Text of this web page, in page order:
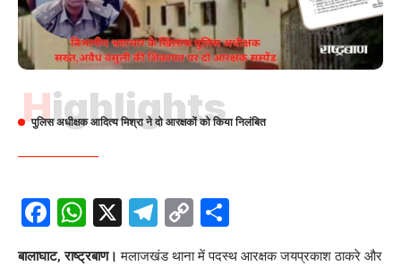
Highlights
पुलिस अधीक्षक आदित्य मिश्रा ने दो आरक्षकों को किया निलंबित
Facebook
WhatsApp
X Telegram
Copy
Link
बालाघाट, राष्ट्रबाण।मलाजखंड थाना में पदस्थ आरक्षक जयप्रकाश ठाकरे और